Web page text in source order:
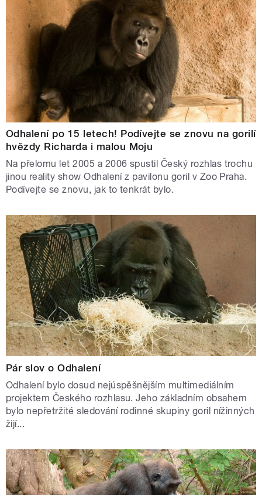
Odhalení po 15 letech! Podívejte se znovu na gorilí
hvězdy Richarda i malou Moju
Na přelomu let 2005 a 2006 spustil Český rozhlas trochu
jinou reality show Odhalení z pavilonu goril v Zoo Praha.
Podívejte se znovu, jak to tenkrát bylo.
Pár slov o Odhalení
Odhalení bylo dosud nejúspěšnějším multimediálním
projektem Českého rozhlasu. Jeho základním obsahem
bylo nepřetržité sledování rodinné skupiny goril nížinných
žijí...